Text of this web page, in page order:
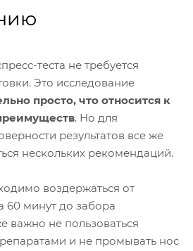
теста не требуется
Это исследование
просто, что относится к
. Но для
результатов все же
нескольких рекомендаций.
воздержаться от
60 минут до забора
важно не пользоваться
и не промывать нос